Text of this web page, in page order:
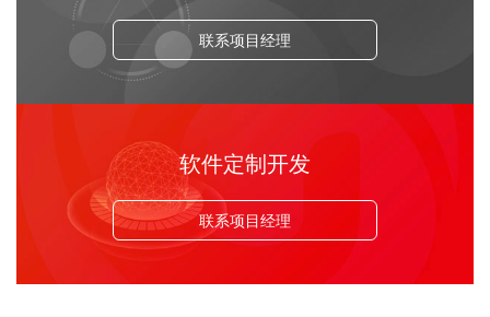
联系项目经理
软件定制开发
联系项目经理